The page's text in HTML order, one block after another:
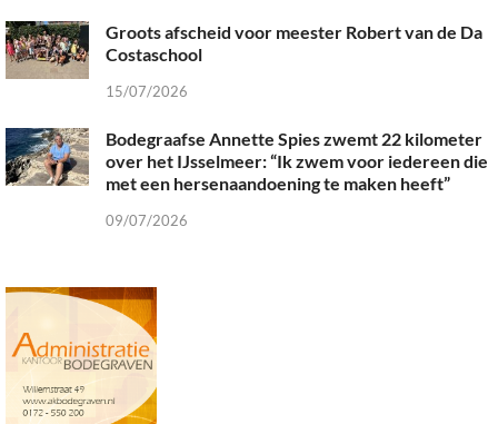
Groots afscheid voor meester Robert van de Da
Costaschool
15/07/2026
Bodegraafse Annette Spies zwemt 22 kilometer
over het IJsselmeer: “Ik zwem voor iedereen die
met een hersenaandoening te maken heeft”
09/07/2026